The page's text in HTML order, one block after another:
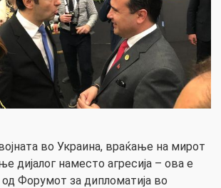
во Украина, враќање на мирот
дијалог наместо агресија – ова е
од Форумот за дипломатија во